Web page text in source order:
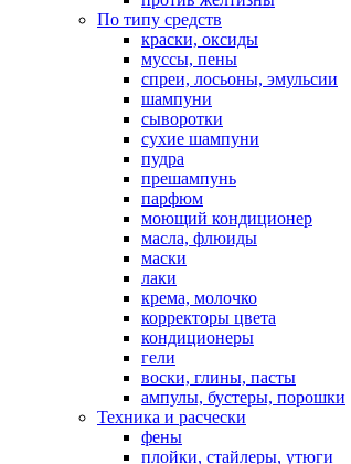
По типу средств
краски, оксиды
муссы, пены
спреи, лосьоны, эмульсии
шампуни
сыворотки
сухие шампуни
пудра
прешампунь
парфюм
моющий кондиционер
масла, флюиды
маски
лаки
крема, молочко
корректоры цвета
кондиционеры
гели
воски, глины, пасты
ампулы, бустеры, порошки
Техника и расчески
фены
плойки, стайлеры, утюги